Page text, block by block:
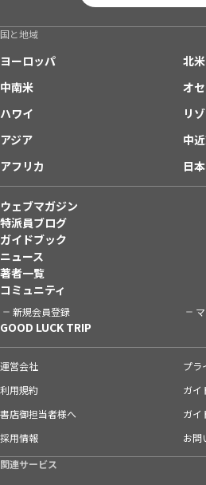
国と地域
ヨーロッパ
北米
中南米
オ
ハワイ
リ
アジア
中
アフリカ
日本
ウェブマガジン
特派員ブログ
ガイドブック
ニュース
著者一覧
コミュニティ
新規会員登録
GOOD LUCK TRIP
運営会社
プラ
利用規約
ガイ
書店御担当者様へ
ガイ
採用情報
お問
関連サービス